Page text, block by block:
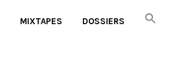
MIXTAPES DOSSIERS